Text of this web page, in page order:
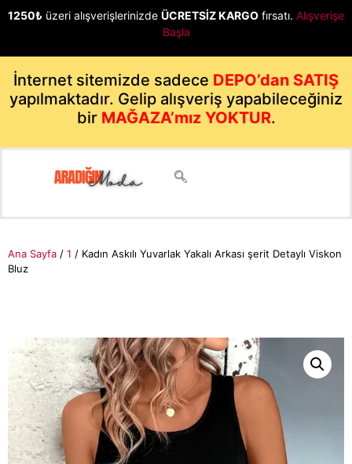
1250₺ üzeri alışverişlerinizde ÜCRETSİZ KARGO fırsatı. Alışverişe
Başla
İnternet sitemizde sadece DEPO’dan SATIŞ
yapılmaktadır. Gelip alışveriş yapabileceğiniz
bir MAĞAZA’mız YOKTUR.
Ana Sayfa / 1 / Kadın Askılı Yuvarlak Yakalı Arkası şerit Detaylı Viskon
Bluz